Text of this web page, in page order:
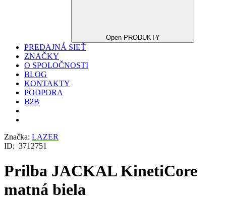
Open PRODUKTY
PREDAJNÁ SIEŤ
ZNAČKY
O SPOLOČNOSTI
BLOG
KONTAKTY
PODPORA
B2B
Značka: LAZER
ID: 3712751
Prilba JACKAL KinetiCore
matná biela